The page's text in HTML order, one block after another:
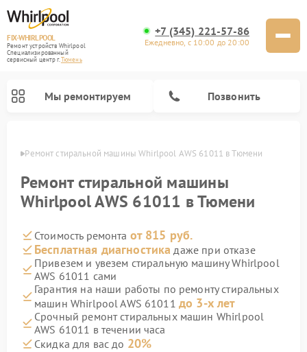
FIX-WHIRLPOOL
Ремонт устройств Whirlpool
Специализированный
cервисный центр г.Тюмень
+7 (345) 221-57-86
Ежедневно, с 10:00 до 20:00
Мы ремонтируем Позвонить
Ремонт стиральной машины Whirlpool AWS 61011 в Тюмени
Ремонт стиральной машины
Whirlpool AWS 61011 в Тюмени
Стоимость ремонта от 815 руб.
Бесплатная диагностика даже при отказе
Привезем и увезем стиральную машину Whirlpool
AWS 61011 сами
Гарантия на наши работы по ремонту стиральных
машин Whirlpool AWS 61011 до 3-х лет
Срочный ремонт стиральных машин Whirlpool
AWS 61011 в течении часа
Скидка для вас до 20%